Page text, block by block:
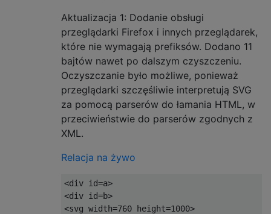
Aktualizacja 1: Dodanie obsługi
przeglądarki Firefox i innych przeglądarek,
które nie wymagają prefiksów. Dodano 11
bajtów nawet po dalszym czyszczeniu.
Oczyszczanie było możliwe, ponieważ
przeglądarki szczęśliwie interpretują SVG
za pomocą parserów do łamania HTML, w
przeciwieństwie do parserów zgodnych z
XML.
Relacja na żywo
<div
<div
<svg